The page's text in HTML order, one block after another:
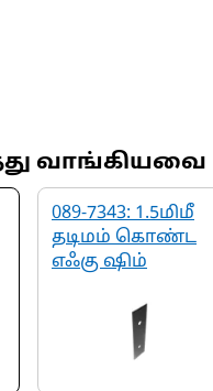
வாங்கியவை
089-7343: 1.5மிமீ
தடிமம் கொண்ட
எஃகு ஷிம்